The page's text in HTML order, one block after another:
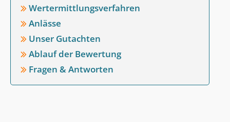
Wertermittlungsverfahren
Anlässe
Unser Gutachten
Ablauf der Bewertung
Fragen & Antworten